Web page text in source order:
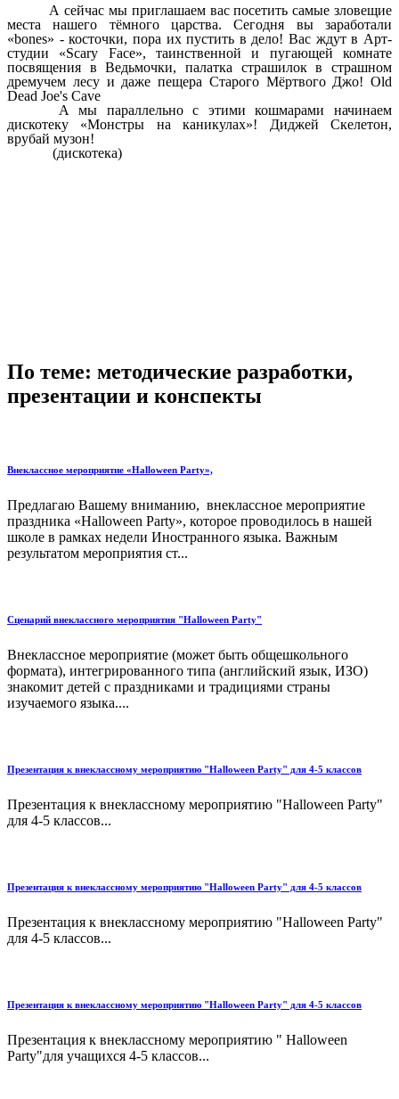
А сейчас мы приглашаем вас посетить самые зловещие
места нашего тёмного царства. Сегодня вы заработали
«bones» - косточки, пора их пустить в дело! Вас ждут в Арт-
студии «Scary Face», таинственной и пугающей комнате
посвящения в Ведьмочки, палатка страшилок в страшном
дремучем лесу и даже пещера Старого Мёртвого Джо! Old
Dead Joe's Cave
А мы параллельно с этими кошмарами начинаем
дискотеку «Монстры на каникулах»! Диджей Скелетон,
врубай музон!
(дискотека)
По теме: методические разработки,
презентации и конспекты
Внеклассное мероприятие «Halloween Party»,
Предлагаю Вашему вниманию, внеклассное мероприятие
праздника «Halloween Party», которое проводилось в нашей
школе в рамках недели Иностранного языка. Важным
результатом мероприятия ст...
Сценарий внеклассного мероприятия "Halloween Party"
Внеклассное мероприятие (может быть общешкольного
формата), интегрированного типа (английский язык, ИЗО)
знакомит детей с праздниками и традициями страны
изучаемого языка....
Презентация к внеклассному мероприятию "Halloween Party" для 4-5 классов
Презентация к внеклассному мероприятию "Halloween Party"
для 4-5 классов...
Презентация к внеклассному мероприятию "Halloween Party" для 4-5 классов
Презентация к внеклассному мероприятию "Halloween Party"
для 4-5 классов...
Презентация к внеклассному мероприятию "Halloween Party" для 4-5 классов
Презентация к внеклассному мероприятию " Halloween
Party"для учащихся 4-5 классов...